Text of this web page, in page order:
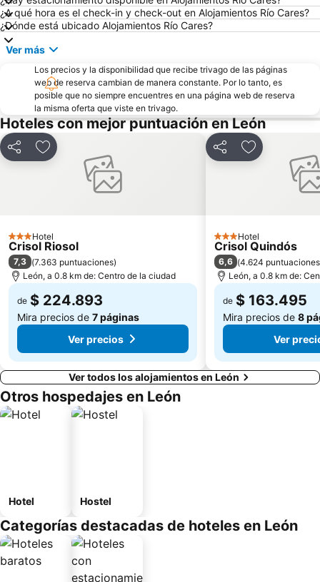
¿A qué hora es el check-in y check-out en Alojamientos Río Cares?
¿Dónde está ubicado Alojamientos Río Cares?
Ver más
Los precios y la disponibilidad que recibe trivago de las páginas
web de reserva cambian de manera constante. Por lo tanto, es
posible que no siempre encuentres en una página web de reserva
la misma oferta que viste en trivago.
Hoteles con mejor puntuación en León
CompartirAgregar a favoritos
3 Estrellas
Hotel
Crisol Riosol
7,3 (7.363 puntuaciones)
León, a 0.8 km de: Centro de la ciudad
de $ 224.893
Mira precios de 7 páginas
Ver precios
CompartirAgregar a
3 Estrellas
Hotel
Crisol Quindós
6,6 (4.624 puntuaciones
León, a 0.8 km de:
de $ 163.495
Mira precios de 8
Ver
Ver todos los alojamientos en León
Otros hospedajes en León
Hotel Hostel
Categorías destacadas de hoteles en León